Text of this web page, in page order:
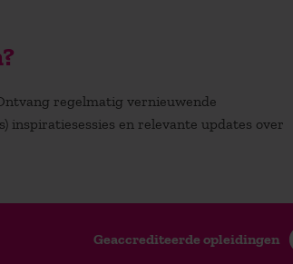
regelmatig vernieuwende
inspiratiesessies en relevante updates over
Geaccrediteerde opleidingen